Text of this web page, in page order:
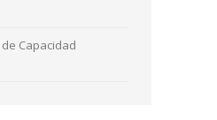
Capacidad